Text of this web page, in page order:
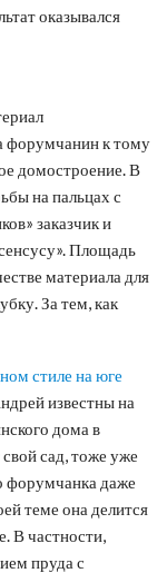
оказывался
форумчанин к тому
домостроение. В
на пальцах с
заказчик и
Площадь
материала для
За тем, как
стиле на юге
известны на
дома в
сад, тоже уже
форумчанка даже
теме она делится
В частности,
пруда с